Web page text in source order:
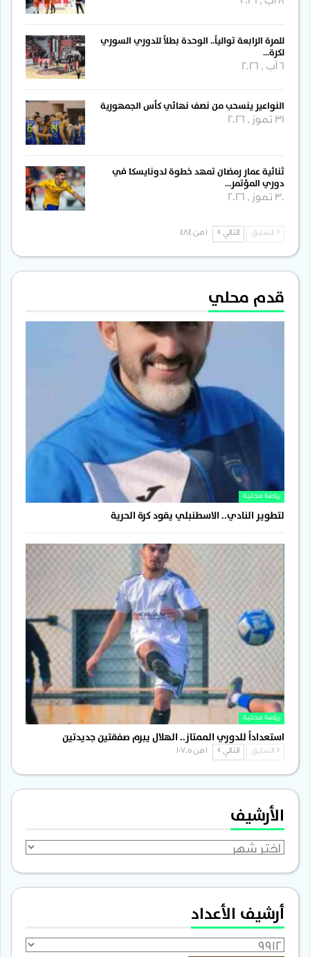
للمرة الرابعة توالياً.. الوحدة بطلاً للدوري السوري
لكرة…
النواعير ينسحب من نصف نهائي كأس الجمهورية
31 تموز , 2026
ثنائية عمار رمضان تمهد خطوة لدونايسكا في
دوري المؤتمر…
30 تموز , 2026
السابق التالي
قدم محلي
رياضة محلية
لتطوير النادي.. الاسطنبلي يقود كرة الحرية
رياضة محلية
استعداداً للدوري الممتاز.. الهلال يبرم صفقتين جديدتين
السابق التالي
الأرشيف
الأرشيف
أرشيف الأعداد